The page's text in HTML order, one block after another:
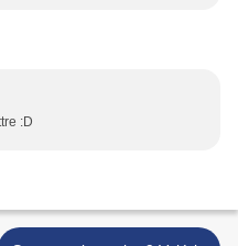
:D